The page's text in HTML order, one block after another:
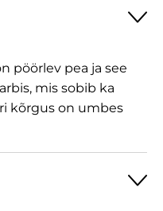
pöörlev pea ja see
mis sobib ka
kõrgus on umbes